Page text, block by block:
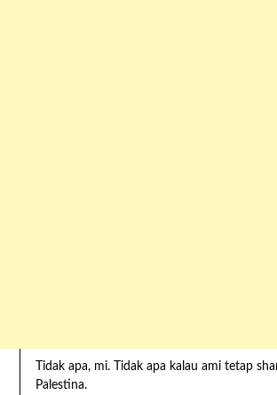
Tidak apa, mi. Tidak apa kalau ami tetap
Palestina.